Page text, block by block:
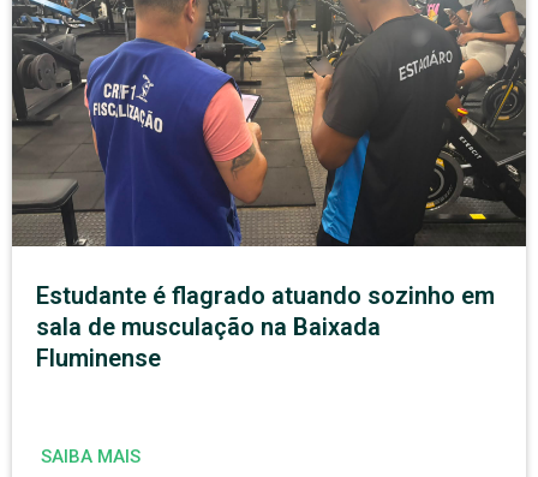
Estudante é flagrado atuando sozinho em
sala de musculação na Baixada
Fluminense
SAIBA MAIS